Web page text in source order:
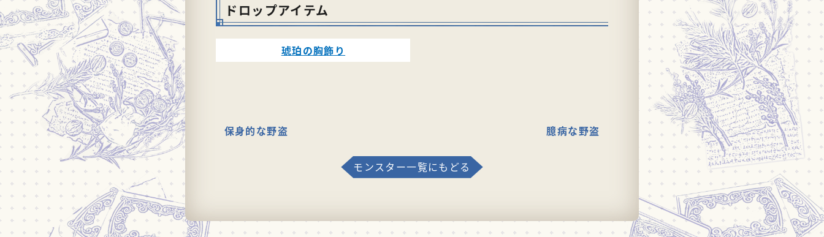
ドロップアイテム
琥珀の胸飾り
保身的な野盗 臆病な野盗
モンスター一覧にもどる